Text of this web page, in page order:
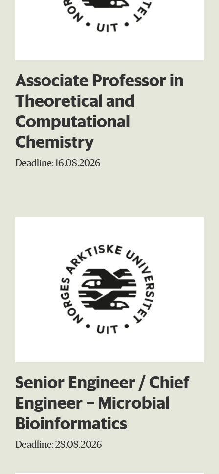
Associate Professor in
Theoretical and
Computational
Chemistry
Deadline: 16.08.2026
Senior Engineer / Chief
Engineer – Microbial
Bioinformatics
Deadline: 28.08.2026